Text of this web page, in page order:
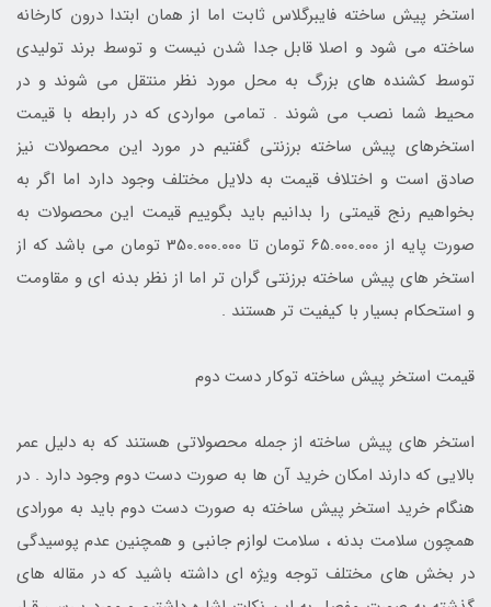
استخر پیش ساخته فایبرگلاس ثابت اما از همان ابتدا درون کارخانه
ساخته می شود و اصلا قابل جدا شدن نیست و توسط برند تولیدی
توسط کشنده های بزرگ به محل مورد نظر منتقل می شوند و در
محیط شما نصب می شوند . تمامی مواردی که در رابطه با قیمت
استخرهای پیش ساخته برزنتی گفتیم در مورد این محصولات نیز
صادق است و اختلاف قیمت به دلایل مختلف وجود دارد اما اگر به
بخواهیم رنج قیمتی را بدانیم باید بگوییم قیمت این محصولات به
صورت پایه از 65.000.000 تومان تا 350.000.000 تومان می باشد که از
استخر های پیش ساخته برزنتی گران تر اما از نظر بدنه ای و مقاومت
و استحکام بسیار با کیفیت تر هستند .
قیمت استخر پیش ساخته توکار دست دوم
استخر های پیش ساخته از جمله محصولاتی هستند که به دلیل عمر
بالایی که دارند امکان خرید آن ها به صورت دست دوم وجود دارد . در
هنگام خرید استخر پیش ساخته به صورت دست دوم باید به مورادی
همچون سلامت بدنه ، سلامت لوازم جانبی و همچنین عدم پوسیدگی
در بخش های مختلف توجه ویژه ای داشته باشید که در مقاله های